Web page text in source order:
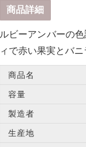
商品詳細
ルビーアンバーの
ィで赤い果実とバ
商品名
容量
製造者
生産地